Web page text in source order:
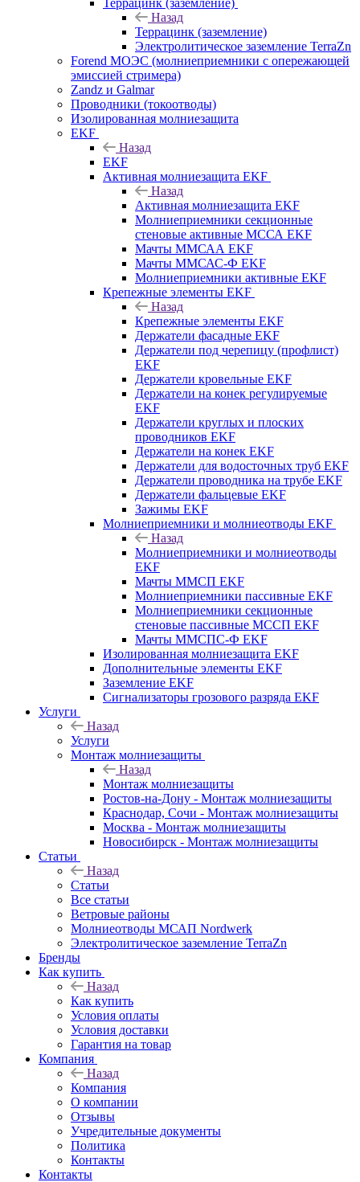
Террацинк (заземление)
Назад
Террацинк (заземление)
Электролитическое заземление TerraZn
Forend МОЭС (молниеприемники с опережающей
эмиссией стримера)
Zandz и Galmar
Проводники (токоотводы)
Изолированная молниезащита
EKF
Назад
EKF
Активная молниезащита EKF
Назад
Активная молниезащита EKF
Молниеприемники секционные
стеновые активные МССА EKF
Мачты ММСАА EKF
Мачты ММСАС-Ф EKF
Молниеприемники активные EKF
Крепежные элементы EKF
Назад
Крепежные элементы EKF
Держатели фасадные EKF
Держатели под черепицу (профлист)
EKF
Держатели кровельные EKF
Держатели на конек регулируемые
EKF
Держатели круглых и плоских
проводников EKF
Держатели на конек EKF
Держатели для водосточных труб EKF
Держатели проводника на трубе EKF
Держатели фальцевые EKF
Зажимы EKF
Молниеприемники и молниеотводы EKF
Назад
Молниеприемники и молниеотводы
EKF
Мачты ММСП EKF
Молниеприемники пассивные EKF
Молниеприемники секционные
стеновые пассивные МССП EKF
Мачты ММСПС-Ф EKF
Изолированная молниезащита EKF
Дополнительные элементы EKF
Заземление EKF
Сигнализаторы грозового разряда EKF
Услуги
Назад
Услуги
Монтаж молниезащиты
Назад
Монтаж молниезащиты
Ростов-на-Дону - Монтаж молниезащиты
Краснодар, Сочи - Монтаж молниезащиты
Москва - Монтаж молниезащиты
Новосибирск - Монтаж молниезащиты
Статьи
Назад
Статьи
Все статьи
Ветровые районы
Молниеотводы МСАП Nordwerk
Электролитическое заземление TerraZn
Бренды
Как купить
Назад
Как купить
Условия оплаты
Условия доставки
Гарантия на товар
Компания
Назад
Компания
О компании
Отзывы
Учредительные документы
Политика
Контакты
Контакты